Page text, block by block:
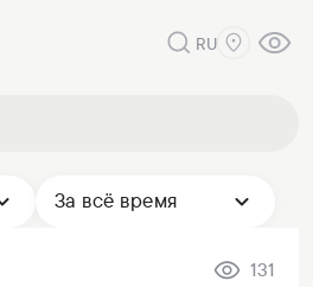
RU
За всё время
131